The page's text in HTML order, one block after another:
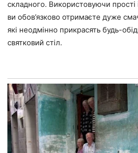
складного. Використовуючи прості
ви обов’язково отримаєте дуже
які неодмінно прикрасять будь-
святковий стіл.